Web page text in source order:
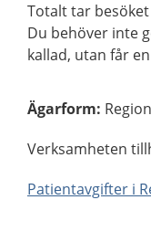
Totalt tar
Du behöver inte
kallad, utan får
Ägarform: Region
Verksamheten
Patientavgifter i